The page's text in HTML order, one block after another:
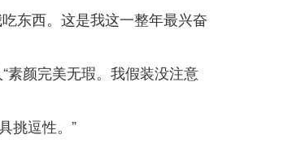
东西。这是我这一整年最兴奋
素颜完美无瑕。我假装没注意
挑逗性。”